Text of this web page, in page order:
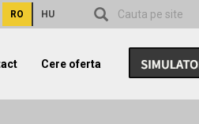
RO HU
Cere oferta